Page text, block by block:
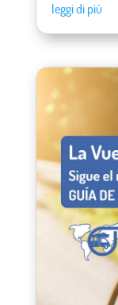
leggi di più